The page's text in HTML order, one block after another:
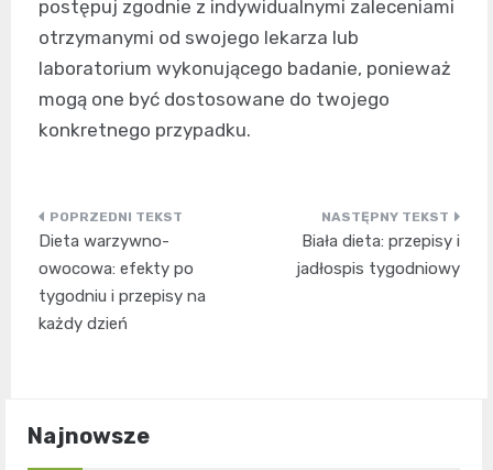
postępuj zgodnie z indywidualnymi zaleceniami
otrzymanymi od swojego lekarza lub
laboratorium wykonującego badanie, ponieważ
mogą one być dostosowane do twojego
konkretnego przypadku.
Nawigacja
wpisu
Dieta warzywno-
owocowa: efekty po
tygodniu i przepisy na
każdy dzień
Biała dieta: przepisy i
jadłospis tygodniowy
Najnowsze